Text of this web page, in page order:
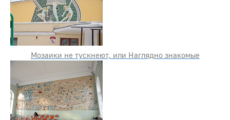
Мозаики не тускнеют, или Наглядно знакомые